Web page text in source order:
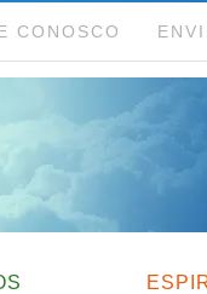
CONOSCO